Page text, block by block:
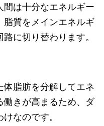
は十分なエネルギー
脂質をメインエネルギ
に切り替わります。
脂肪を分解してエネ
働きが高まるため、ダ
なのです。